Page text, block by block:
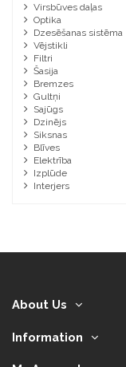
Virsbūves daļas
Optika
Dzesēšanas sistēma
Vējstikli
Filtri
Šasija
Bremzes
Gultņi
Sajūgs
Dzinējs
Siksnas
Blīves
Elektrība
Izplūde
Interjers
About Us
Information